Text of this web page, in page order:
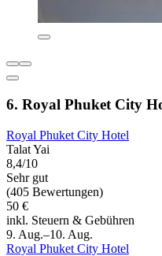
6. Royal Phuket City
Royal Phuket City Hotel
Talat Yai
8,4/10
Sehr gut
(405 Bewertungen)
50 €
inkl. Steuern & Gebühren
9. Aug.–10. Aug.
Royal Phuket City Hotel